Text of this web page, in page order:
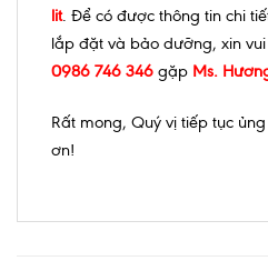
lit. Để có được thông tin chi
lắp đặt và bảo dưỡng, xin
0986 746 346 gặp Ms.
Rất mong, Quý vị tiếp tục
ơn!